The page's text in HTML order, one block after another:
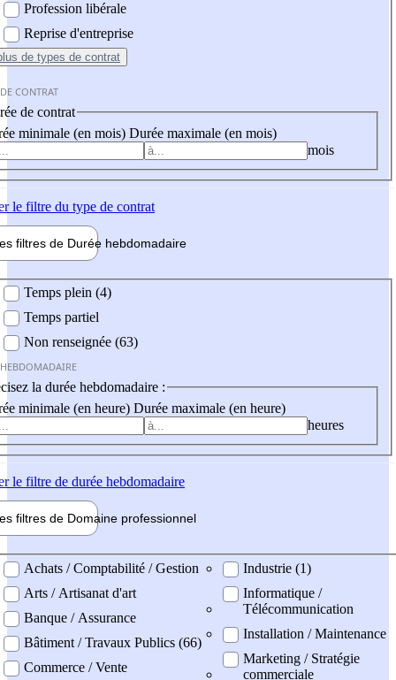
Profession libérale
Reprise d'entreprise
de types de contrat
CONTRAT
de contrat
minimale (en mois) Durée maximale (en mois)
mois
le filtre du type de contrat
filtres de Durée hebdomadaire
Temps plein (4)
Temps partiel
Non renseignée (63)
la durée hebdomadaire :
minimale (en heure) Durée maximale (en heure)
heures
le filtre de durée hebdomadaire
filtres de Domaine professionnel
professionel
Achats / Comptabilité / Gestion
Arts / Artisanat d'art
Banque / Assurance
Bâtiment / Travaux Publics (66)
Commerce / Vente
Industrie (1)
Informatique /
Télécommunication
Installation / Maintenance
Marketing / Stratégie
commerciale